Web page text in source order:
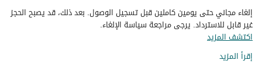
إلغاء مجاني حتى يومين كاملين قبل تسجيل الوصول. بعد ذلك، قد يصبح الحجز
غير قابل للاسترداد. يرجى مراجعة سياسة الإلغاء.
اكتشف المزيد
إقرأ المزيد